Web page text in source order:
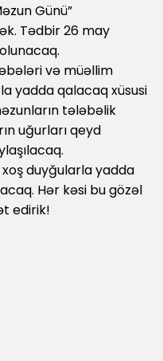
Günü”
Tədbir 26 may
və müəllim
yadda qalacaq xüsusi
tələbəlik
uğurları qeyd
duyğularla yadda
Hər kəsi bu gözəl
edirik!